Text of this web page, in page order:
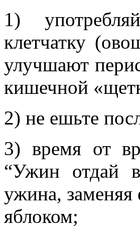
1)
клетчатку
улучшают
кишечной
2) не ешьте
3) время от
“Ужин отдай
ужина, заменяя
яблоком;